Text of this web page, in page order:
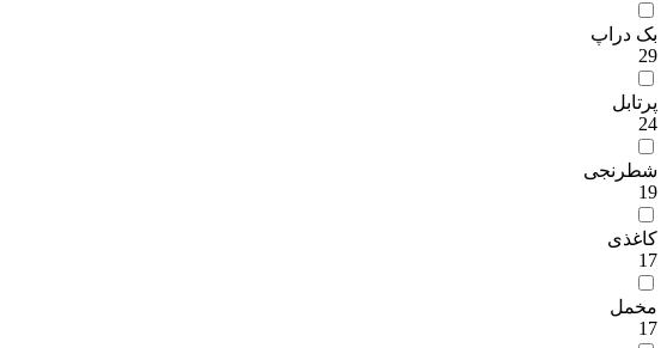
بک دراپ
29
پرتابل
24
شطرنجی
19
کاغذی
17
مخمل
17